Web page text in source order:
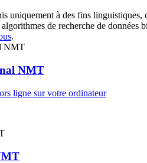
uniquement à des fins
de recherche de
.
NMT
ligne sur votre ordinateur